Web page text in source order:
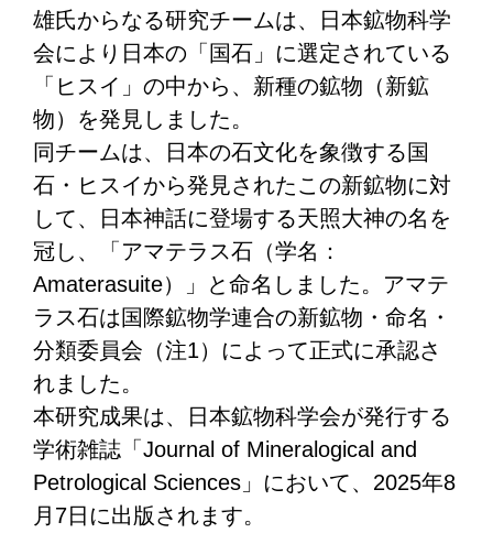
雄氏からなる研究チームは、日本鉱物科学
会により日本の「国石」に選定されている
「ヒスイ」の中から、新種の鉱物（新鉱
物）を発見しました。
同チームは、日本の石文化を象徴する国
石・ヒスイから発見されたこの新鉱物に対
して、日本神話に登場する天照大神の名を
冠し、「アマテラス石（学名：
Amaterasuite）」と命名しました。アマテ
ラス石は国際鉱物学連合の新鉱物・命名・
分類委員会（注1）によって正式に承認さ
れました。
本研究成果は、日本鉱物科学会が発行する
学術雑誌「Journal of Mineralogical and
Petrological Sciences」において、2025年8
月7日に出版されます。